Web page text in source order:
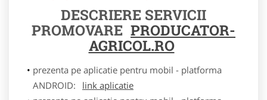
DESCRIERE SERVICII
PROMOVARE PRODUCATOR-
AGRICOL.RO
prezenta pe aplicatie pentru mobil - platforma
ANDROID:
link aplicatie